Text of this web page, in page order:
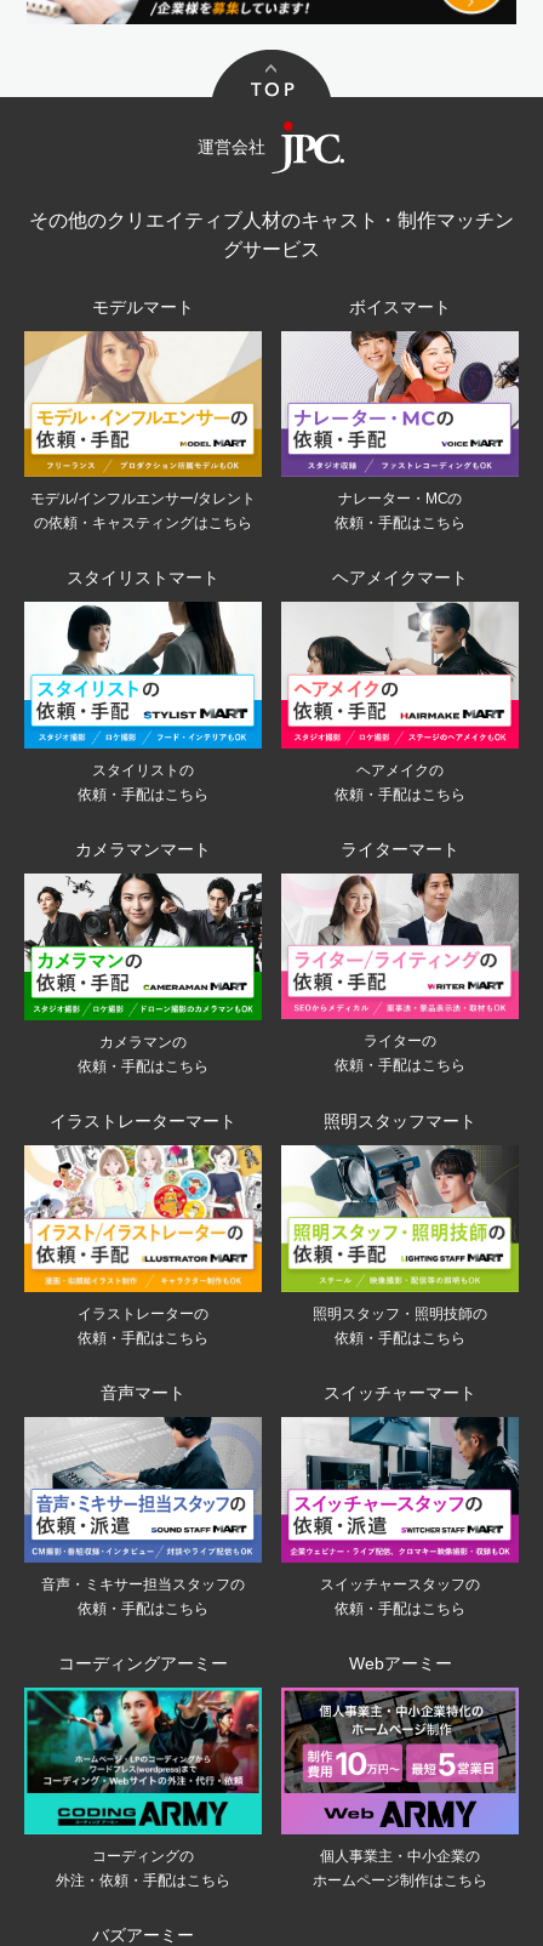
運営会社
その他のクリエイティブ人材のキャスト・制作マッチン
グサービス
モデルマート
モデル/インフルエンサー/タレント
の依頼・キャスティングはこちら
ボイスマート
ナレーター・MCの
依頼・手配はこちら
スタイリストマート
スタイリストの
依頼・手配はこちら
ヘアメイクマート
ヘアメイクの
依頼・手配はこちら
カメラマンマート
カメラマンの
依頼・手配はこちら
ライターマート
ライターの
依頼・手配はこちら
イラストレーターマート
イラストレーターの
依頼・手配はこちら
照明スタッフマート
照明スタッフ・照明技師の
依頼・手配はこちら
音声マート
音声・ミキサー担当スタッフの
依頼・手配はこちら
スイッチャーマート
スイッチャースタッフの
依頼・手配はこちら
コーディングアーミー
コーディングの
外注・依頼・手配はこちら
Webアーミー
個人事業主・中小企業の
ホームページ制作はこちら
バズアーミー